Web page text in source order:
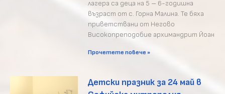
лагера са деца на 5 – 6-годишна
възраст от с. Горна Малина. Те бяха
приветствани от Негово
Високопреподобие архимандрит Йоан
Прочетете повече »
Детски празник за 24 май в